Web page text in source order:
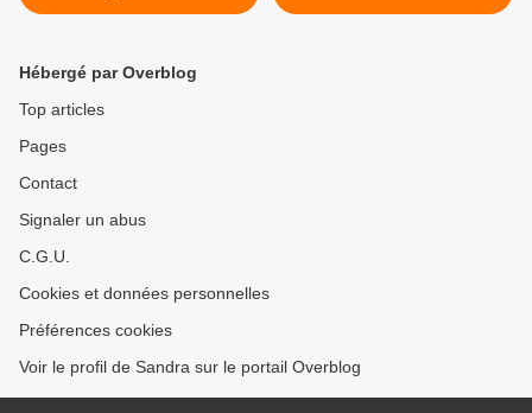
rendez-vous manqué et
Hébergé par Overblog
Top articles
Pages
Contact
Signaler un abus
C.G.U.
Cookies et données personnelles
Préférences cookies
Voir le profil de Sandra sur le portail Overblog